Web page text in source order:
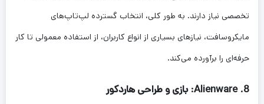
تخصصی نیاز دارند. به طور کلی، انتخاب گسترده لپ‌تاپ‌های
مایکروسافت، نیازهای بسیاری از انواع کاربران، از استفاده معمولی تا کار
حرفه‌ای را برآورده می‌کند.
8. Alienware: بازی و طراحی هاردکور